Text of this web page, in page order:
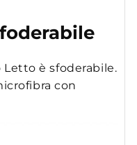
è sfoderabile.
con